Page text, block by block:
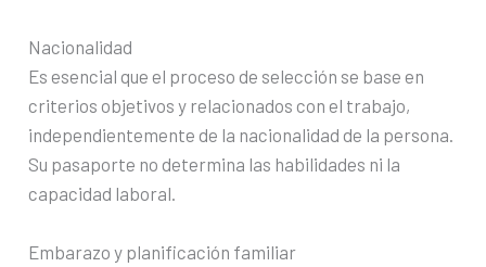
Nacionalidad
Es esencial que el proceso de selección se base en
criterios objetivos y relacionados con el trabajo,
independientemente de la nacionalidad de la persona.
Su pasaporte no determina las habilidades ni la
capacidad laboral.
Embarazo y planificación familiar